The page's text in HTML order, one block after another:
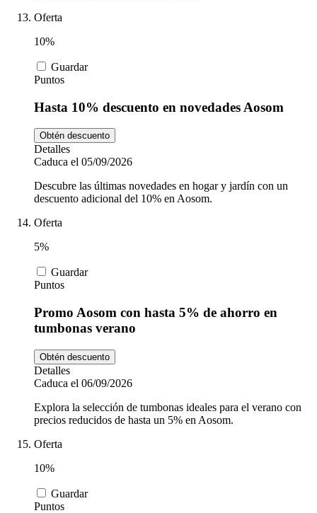
Oferta
10%
Guardar
Puntos
Hasta 10% descuento en novedades Aosom
Obtén descuento
Detalles
Caduca el 05/09/2026
Descubre las últimas novedades en hogar y jardín con un
descuento adicional del 10% en Aosom.
Oferta
5%
Guardar
Puntos
Promo Aosom con hasta 5% de ahorro en
tumbonas verano
Obtén descuento
Detalles
Caduca el 06/09/2026
Explora la selección de tumbonas ideales para el verano con
precios reducidos de hasta un 5% en Aosom.
Oferta
10%
Guardar
Puntos